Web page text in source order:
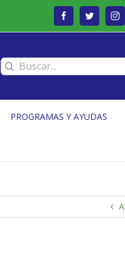
FacebookTwitter
Buscar:
PROGRAMAS Y AYUDAS